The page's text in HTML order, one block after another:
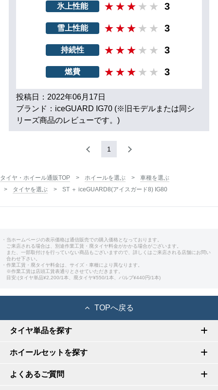
氷上性能 3
雪上性能 3
持続性 3
燃費 3
投稿日：2022年06月17日
ブランド：iceGUARD IG70 (※旧モデルまたは同シ
リーズ商品のレビューです。)
1
タイヤ・ホイール通販TOP ホイールを選ぶ
車種を選ぶ
タイヤを選ぶ
ST ＋ iceGUARD8(アイスガード8) IG80
・当ホームページの表示価格は通信販売での購入価格となっております。
ご来店される場合は、別途作業工賃・廃タイヤ料金がかかる場合がございます。
また、一部取付けを行っていない商品もございますので、詳しくはご来店される店舗にお問い
合わせ下さい。
・作業工賃・廃タイヤ料金は、サイズ・車種により異なります。
※作業工賃は店頭工賃表通りとさせていただきます。
目安:(タイヤ単品¥2,200/1本、廃タイヤ¥550/1本、バルブ¥440円/1本)
TOPへ戻る
タイヤ単品を探す
ホイールセットを探す
よくあるご質問